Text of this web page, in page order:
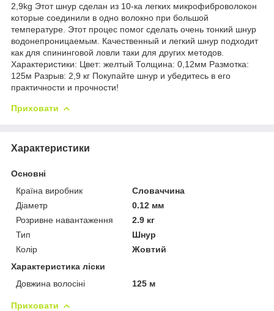
2,9kg Этот шнур сделан из 10-ка легких микрофиброволокон
которые соединили в одно волокно при большой
температуре. Этот процес помог сделать очень тонкий шнур
водонепроницаемым. Качественный и легкий шнур подходит
как для спининговой ловли таки для других методов.
Характеристики: Цвет: желтый Толщина: 0,12мм Размотка:
125м Разрыв: 2,9 кг Покупайте шнур и убедитесь в его
практичности и прочности!
Приховати
Характеристики
Основні
Країна виробник
Словаччина
Діаметр
0.12 мм
Розривне навантаження
2.9 кг
Тип
Шнур
Колір
Жовтий
Характеристика ліски
Довжина волосіні
125 м
Приховати